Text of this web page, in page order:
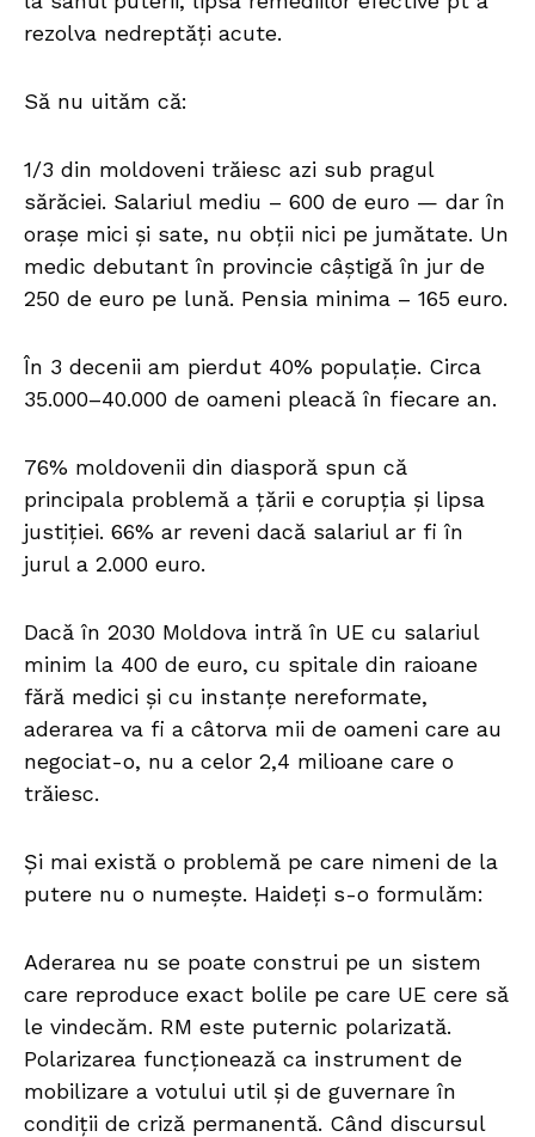
rezolva nedreptăți acute.
Să nu uităm că:
1/3 din moldoveni trăiesc azi sub pragul
sărăciei. Salariul mediu – 600 de euro — dar în
orașe mici și sate, nu obții nici pe jumătate. Un
medic debutant în provincie câștigă în jur de
250 de euro pe lună. Pensia minima – 165 euro.
În 3 decenii am pierdut 40% populație. Circa
35.000–40.000 de oameni pleacă în fiecare an.
76% moldovenii din diasporă spun că
principala problemă a țării e corupția și lipsa
justiției. 66% ar reveni dacă salariul ar fi în
jurul a 2.000 euro.
Dacă în 2030 Moldova intră în UE cu salariul
minim la 400 de euro, cu spitale din raioane
fără medici și cu instanțe nereformate,
aderarea va fi a câtorva mii de oameni care au
negociat-o, nu a celor 2,4 milioane care o
trăiesc.
Și mai există o problemă pe care nimeni de la
putere nu o numește. Haideți s-o formulăm:
Aderarea nu se poate construi pe un sistem
care reproduce exact bolile pe care UE cere să
le vindecăm. RM este puternic polarizată.
Polarizarea funcționează ca instrument de
mobilizare a votului util și de guvernare în
condiții de criză permanentă. Când discursul